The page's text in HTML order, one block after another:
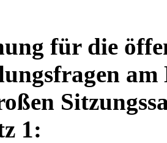
für die
1: